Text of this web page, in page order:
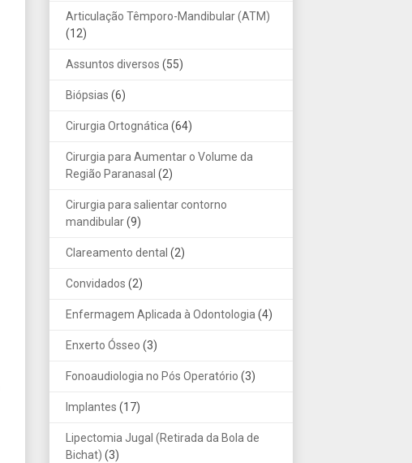
Articulação Têmporo-Mandibular (ATM)
(12)
Assuntos diversos (55)
Biópsias (6)
Cirurgia Ortognática(64)
Cirurgia para Aumentar o Volume da
Região Paranasal (2)
Cirurgia para salientar contorno
mandibular(9)
Clareamento dental (2)
Convidados (2)
Enfermagem Aplicada à Odontologia(4)
Enxerto Ósseo (3)
Fonoaudiologia no Pós Operatório (3)
Implantes (17)
Lipectomia Jugal (Retirada da Bola de
Bichat) (3)